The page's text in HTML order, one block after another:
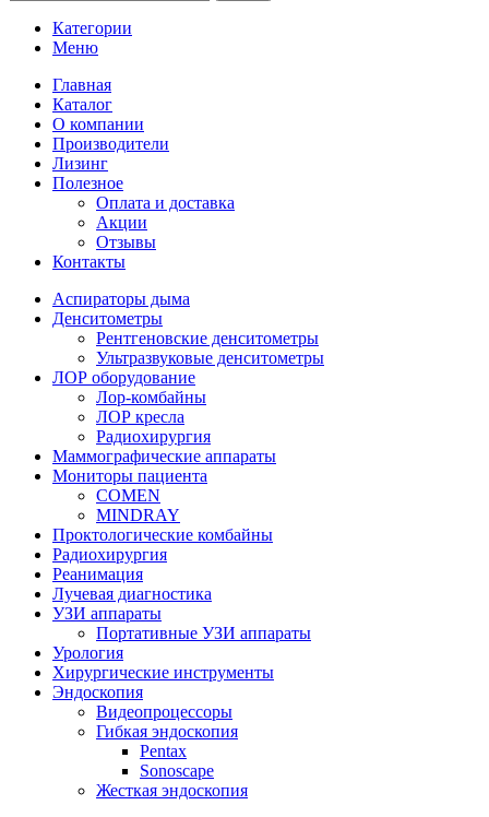
Категории
Меню
Главная
Каталог
О компании
Производители
Лизинг
Полезное
Оплата и доставка
Акции
Отзывы
Контакты
Аспираторы дыма
Денситометры
Рентгеновские денситометры
Ультразвуковые денситометры
ЛОР оборудование
Лор-комбайны
ЛОР кресла
Радиохирургия
Маммографические аппараты
Мониторы пациента
COMEN
MINDRAY
Проктологические комбайны
Радиохирургия
Реанимация
Лучевая диагностика
УЗИ аппараты
Портативные УЗИ аппараты
Урология
Хирургические инструменты
Эндоскопия
Видеопроцессоры
Гибкая эндоскопия
Pentax
Sonoscape
Жесткая эндоскопия